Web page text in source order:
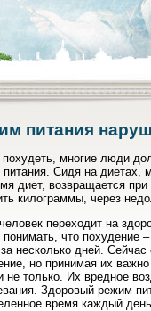
питания
многие люди
Сидя на диетах,
диет, возвращается
килограммы, через
переходит на
что похудение
несколько дней.
но принимая их
не только. Их вредное
Здоровый режим
время каждый